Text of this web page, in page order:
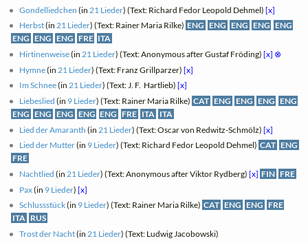
Gondelliedchen (in 21 Lieder) (Text: Richard Fedor Leopold Dehmel)[x]
Herbst(in21 Lieder) (Text: Rainer Maria Rilke) ENG ENG ENG ENG ENG
ENG ENG ENG FRE ITA
Hirtinenweise(in 21 Lieder) (Text: Anonymous after Gustaf Fröding)[x] ⊗
Hymne(in 21 Lieder) (Text: Franz Grillparzer)[x]
Im Schnee(in21 Lieder) (Text: J. F. ‎ Hartlieb)[x]
Liebeslied (in 9 Lieder) (Text: Rainer Maria Rilke) CAT ENG ENG ENG ENG
ENG ENG ENG ENG ENG FRE ITA ITA
Lied der Amaranth (in 21 Lieder) (Text: Oscar von Redwitz-Schmölz)[x]
Lied der Mutter(in 9 Lieder) (Text: Richard Fedor Leopold Dehmel) CAT ENG
FRE
Nachtlied (in 21 Lieder) (Text: Anonymous after Viktor Rydberg)[x] FIN FRE
Pax(in 9 Lieder)[x]
Schlussstück(in 9 Lieder) (Text: Rainer Maria Rilke) CAT ENG ENG FRE
ITA RUS
Trost der Nacht(in21 Lieder) (Text: Ludwig Jacobowski)